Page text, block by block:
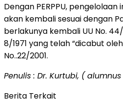
Dengan PERPPU,
akan kembali sesuai dengan
berlakunya kembali UU No.
8/1971 yang telah “dicabut
No..22/2001.
Penulis : Dr. Kurtubi, ( alumnus
Berita Terkait